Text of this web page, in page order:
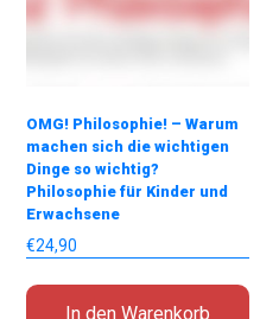
OMG! Philosophie! – Warum
machen sich die wichtigen
Dinge so wichtig?
Philosophie für Kinder und
Erwachsene
€24,90
In den Warenkorb